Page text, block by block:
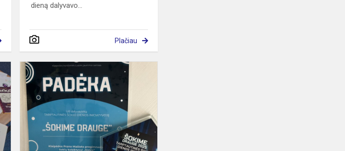
dieną dalyvavo...
Plačiau
Tarptautinė
vaikų
knygos
diena